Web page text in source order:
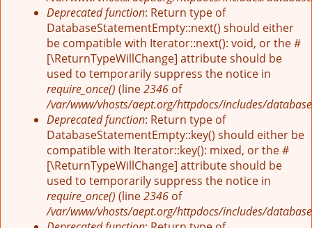
Deprecated function: Return type of
DatabaseStatementEmpty::next() should either
be compatible with Iterator::next(): void, or the #
[\ReturnTypeWillChange] attribute should be
used to temporarily suppress the notice in
require_once() (line2346 of
/var/www/vhosts/aept.org/httpdocs/includes/
Deprecated function: Return type of
DatabaseStatementEmpty::key() should either be
compatible with Iterator::key(): mixed, or the #
[\ReturnTypeWillChange] attribute should be
used to temporarily suppress the notice in
require_once() (line2346 of
/var/www/vhosts/aept.org/httpdocs/includes/